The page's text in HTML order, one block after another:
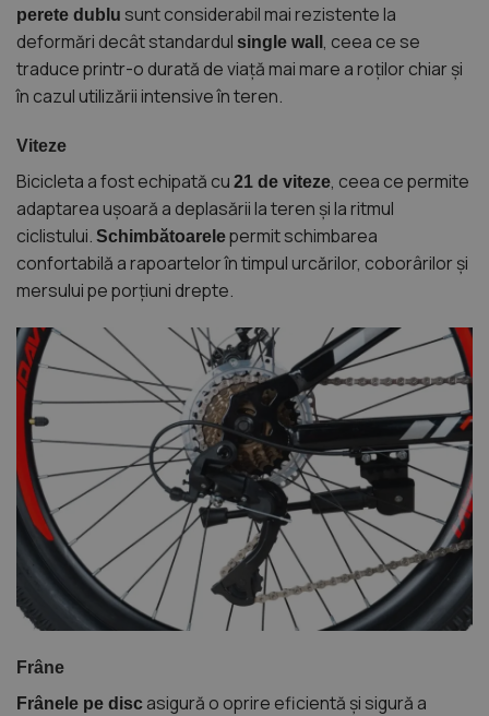
perete dublu sunt considerabil mai rezistente la
deformări decât standardul single wall , ceea ce se
traduce printr-o durată de viață mai mare a roților chiar și
în cazul utilizării intensive în teren.
Viteze
Bicicleta a fost echipată cu 21 de viteze, ceea ce permite
adaptarea ușoară a deplasării la teren și la ritmul
ciclistului. Schimbătoarelepermit schimbarea
confortabilă a rapoartelor în timpul urcărilor, coborârilor și
mersului pe porțiuni drepte.
Frâne
Frânele pe disc asigură o oprire eficientă și sigură a